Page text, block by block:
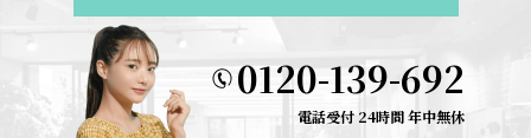
0120-139-692
電話受付 24時間 年中無休